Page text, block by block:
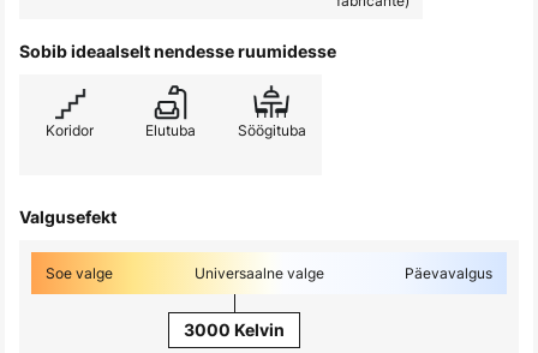
Sobib ideaalselt nendesse ruumidesse
Koridor Elutuba Söögituba
Valgusefekt
Soe valge Universaalne valge Päevavalgus
3000 Kelvin